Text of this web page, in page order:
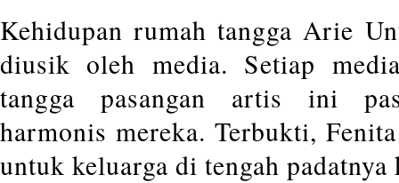
Kehidupan rumah tangga Arie
diusik oleh media. Setiap
tangga pasangan artis ini
harmonis mereka. Terbukti,
untuk keluarga di tengah padatnya